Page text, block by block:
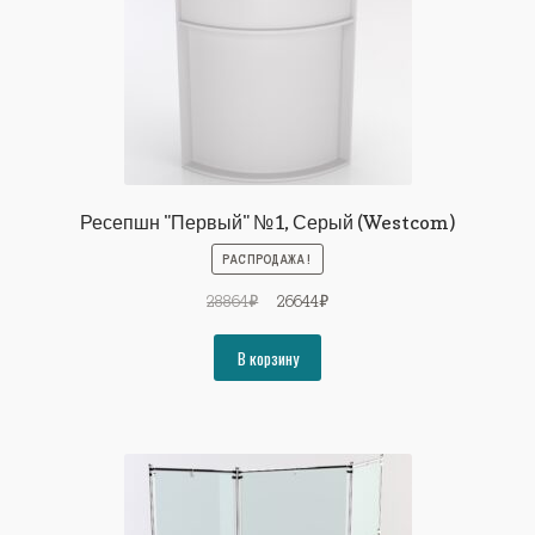
Ресепшн "Первый" №1, Серый (Westcom)
РАСПРОДАЖА!
28864₽
Первоначальная
составляла
28864₽.
26644₽Текущая
В корзину